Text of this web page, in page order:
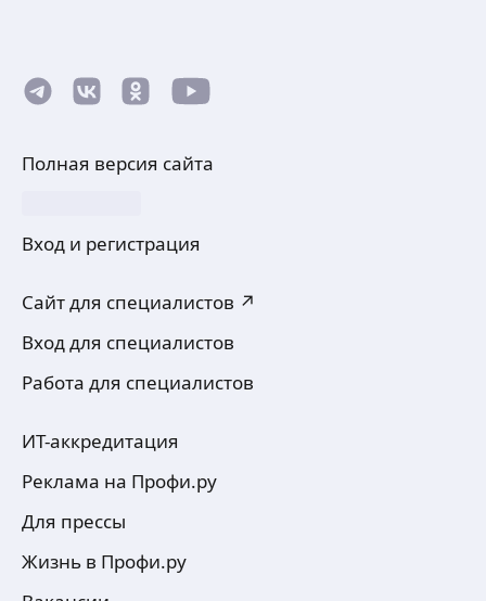
Полная версия сайта
Вход и регистрация
Сайт для специалистов ↗
Вход для специалистов
Работа для специалистов
ИТ-аккредитация
Реклама на Профи.ру
Для прессы
Жизнь в Профи.ру